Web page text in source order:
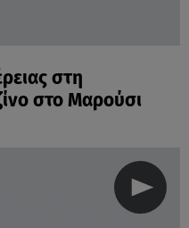
στη
στο Μαρούσι